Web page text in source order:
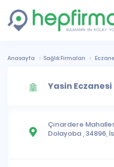
Anasayfa Sağlık Firmaları
Yasin Eczanesi
Çınardere
Dolayoba , 34896,